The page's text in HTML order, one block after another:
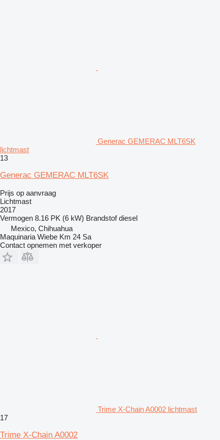
Generac GEMERAC MLT6SK
lichtmast
13
Generac GEMERAC MLT6SK
Prijs op aanvraag
Lichtmast
2017
Vermogen 8.16 PK (6 kW) Brandstof diesel
Mexico, Chihuahua
Maquinaria Wiebe Km 24 Sa
Contact opnemen met verkoper
Trime X-Chain A0002 lichtmast
17
Trime X-Chain A0002